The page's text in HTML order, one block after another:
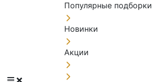
Популярные подборки
Новинки
Акции